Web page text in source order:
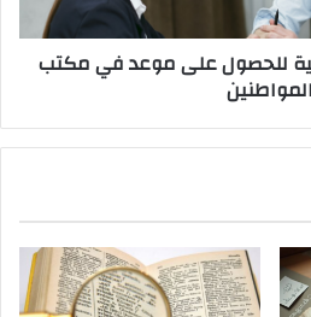
للحصول على موعد في مكتب
المواطنين